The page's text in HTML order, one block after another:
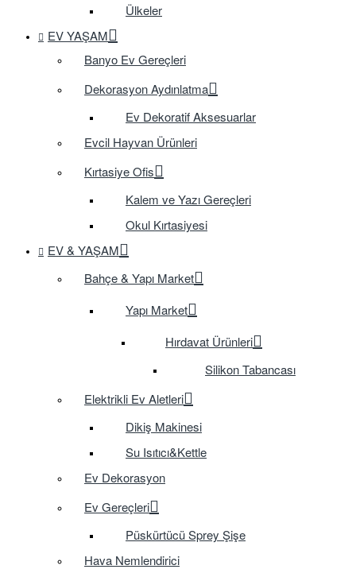
Ülkeler
EV YAŞAM
Banyo Ev Gereçleri
Dekorasyon Aydınlatma
Ev Dekoratif Aksesuarlar
Evcil Hayvan Ürünleri
Kırtasiye Ofis
Kalem ve Yazı Gereçleri
Okul Kırtasiyesi
EV & YAŞAM
Bahçe & Yapı Market
Yapı Market
Hırdavat Ürünleri
Silikon Tabancası
Elektrikli Ev Aletleri
Dikiş Makinesi
Su Isıtıcı&Kettle
Ev Dekorasyon
Ev Gereçleri
Püskürtücü Sprey Şişe
Hava Nemlendirici